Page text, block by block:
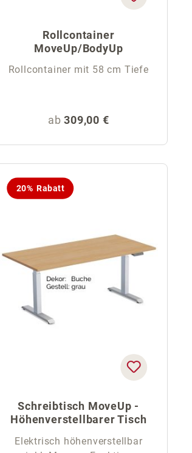
Rollcontainer
MoveUp/BodyUp
Rollcontainer mit 58 cm Tiefe
Regulärer Preis:
ab309,00 €
20% Rabatt
Schreibtisch MoveUp -
Höhenverstellbarer Tisch
Elektrisch höhenverstellbar